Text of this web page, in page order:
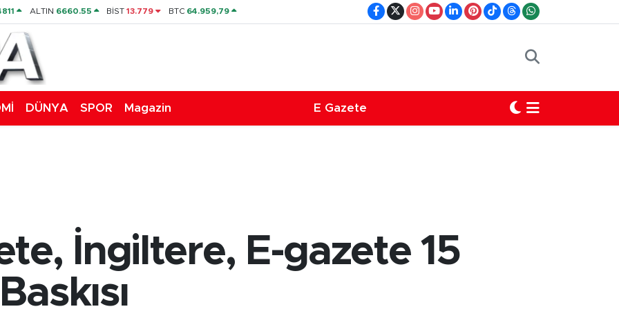
ALTIN 6660.55 BİST13.779 BTC 64.959,79
DÜNYA SPOR Magazin E Gazete
İngiltere, E-gazete 15